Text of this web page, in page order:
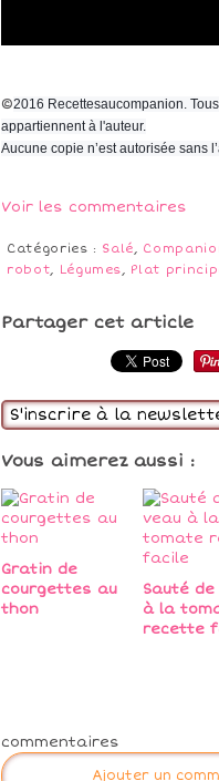
©2016 Recettesaucompanion.
appartiennent à l'auteur.
Aucune copie n’est autorisée sans
Voir les commentaires
Catégories : Salé,
robot, Légumes, Plat
Partager cet article
S'inscrire à la
Vous aimerez aussi :
Gratin de
courgettes au
thon
Sauté de
à la
recette
commentaires
Ajouter un